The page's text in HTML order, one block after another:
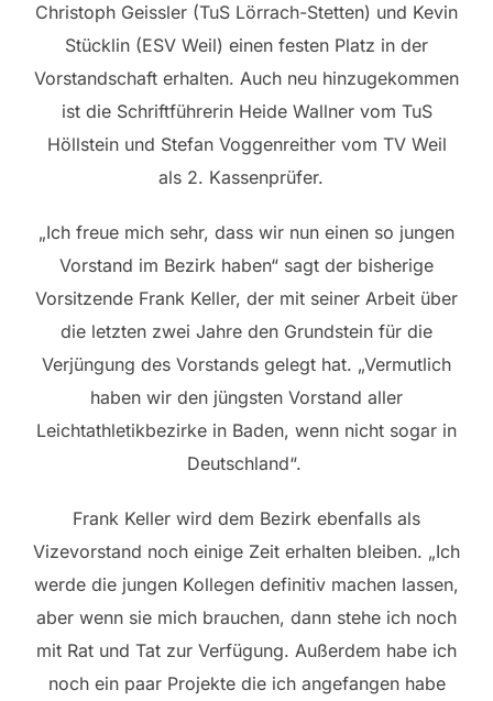
Christoph Geissler (TuS Lörrach-Stetten) und Kevin
Stücklin (ESV Weil) einen festen Platz in der
Vorstandschaft erhalten. Auch neu hinzugekommen
ist die Schriftführerin Heide Wallner vom TuS
Höllstein und Stefan Voggenreither vom TV Weil
als 2. Kassenprüfer.
„Ich freue mich sehr, dass wir nun einen so jungen
Vorstand im Bezirk haben“ sagt der bisherige
Vorsitzende Frank Keller, der mit seiner Arbeit über
die letzten zwei Jahre den Grundstein für die
Verjüngung des Vorstands gelegt hat. „Vermutlich
haben wir den jüngsten Vorstand aller
Leichtathletikbezirke in Baden, wenn nicht sogar in
Deutschland“.
Frank Keller wird dem Bezirk ebenfalls als
Vizevorstand noch einige Zeit erhalten bleiben. „Ich
werde die jungen Kollegen definitiv machen lassen,
aber wenn sie mich brauchen, dann stehe ich noch
mit Rat und Tat zur Verfügung. Außerdem habe ich
noch ein paar Projekte die ich angefangen habe